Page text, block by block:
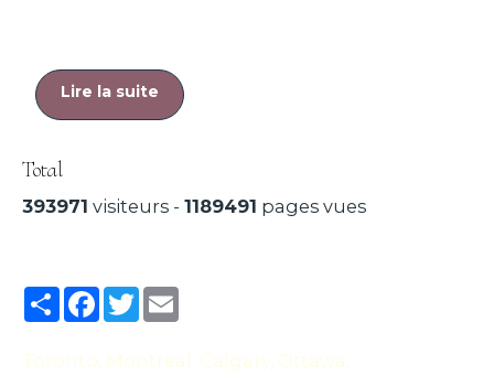
Lire la suite
Total
393971 visiteurs - 1189491 pages vues
PartagerFacebook
Twitter
Toronto, Montreal, Calgary, Ottawa,